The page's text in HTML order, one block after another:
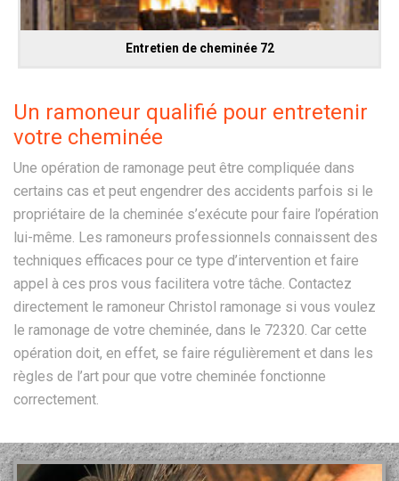
Entretien de cheminée 72
Un ramoneur qualifié pour entretenir
votre cheminée
Une opération de ramonage peut être compliquée dans
certains cas et peut engendrer des accidents parfois si le
propriétaire de la cheminée s’exécute pour faire l’opération
lui-même. Les ramoneurs professionnels connaissent des
techniques efficaces pour ce type d’intervention et faire
appel à ces pros vous facilitera votre tâche. Contactez
directement le ramoneur Christol ramonage si vous voulez
le ramonage de votre cheminée, dans le 72320. Car cette
opération doit, en effet, se faire régulièrement et dans les
règles de l’art pour que votre cheminée fonctionne
correctement.